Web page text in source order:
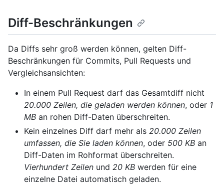
Diff-Beschränkungen
Da Diffs sehr groß werden können, gelten Diff-
Beschränkungen für Commits, Pull Requests und
Vergleichsansichten:
In einem Pull Request darf das Gesamtdiff nicht
20.000 Zeilen, die geladen werden können, oder 1
MB an rohen Diff-Daten überschreiten.
Kein einzelnes Diff darf mehr als 20.000 Zeilen
umfassen, die Sie laden können, oder 500 KB an
Diff-Daten im Rohformat überschreiten.
Vierhundert Zeilen und 20 KB werden für eine
einzelne Datei automatisch geladen.